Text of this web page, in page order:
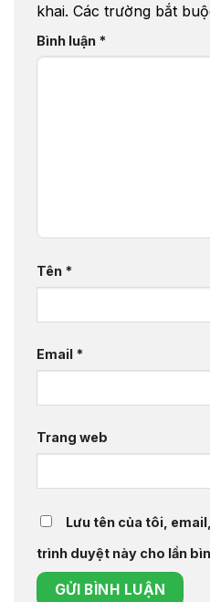
khai. Các trường bắt
Bình luận *
Tên *
Email *
Trang web
Lưu tên của tôi,
trình duyệt này cho lần